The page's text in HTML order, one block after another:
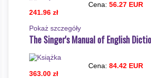
Cena: 56.27 EUR
241.96 zł
Pokaż szczegόły
The Singer's Manual of English
Cena: 84.42 EUR
363.00 zł